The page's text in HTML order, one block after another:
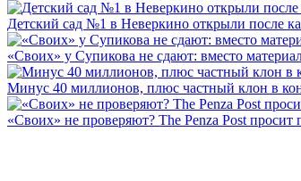
Детский сад №1 в Неверкино открыли после
«Своих» у Супикова не сдают: вместо
Минус 40 миллионов, плюс частный клон в
«Своих» не проверяют? The Penza Post просит